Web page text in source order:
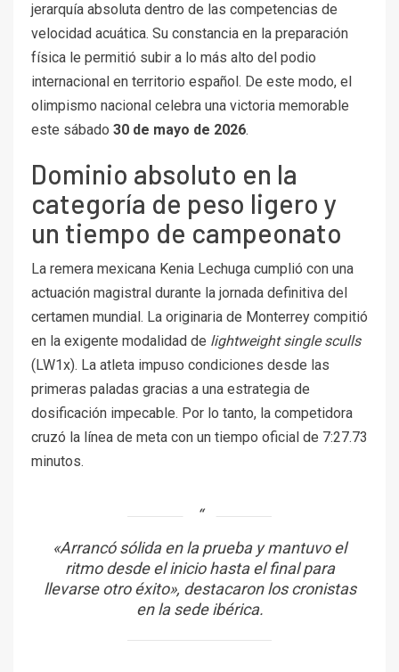
jerarquía absoluta dentro de las competencias de
velocidad acuática. Su constancia en la preparación
física le permitió subir a lo más alto del podio
internacional en territorio español. De este modo, el
olimpismo nacional celebra una victoria memorable
este sábado 30 de mayo de 2026.
Dominio absoluto en la
categoría de peso ligero y
un tiempo de campeonato
La remera mexicana Kenia Lechuga cumplió con una
actuación magistral durante la jornada definitiva del
certamen mundial. La originaria de Monterrey compitió
en la exigente modalidad de lightweight single sculls
(LW1x). La atleta impuso condiciones desde las
primeras paladas gracias a una estrategia de
dosificación impecable. Por lo tanto, la competidora
cruzó la línea de meta con un tiempo oficial de 7:27.73
minutos.
«Arrancó sólida en la prueba y mantuvo el
ritmo desde el inicio hasta el final para
llevarse otro éxito», destacaron los cronistas
en la sede ibérica.